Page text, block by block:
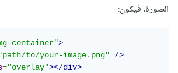
الصورة، فيكون:
container">
"path/to/your-image.png"
/>
="overlay"></div>